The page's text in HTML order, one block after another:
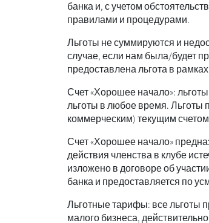
банка и, с учетом
правилами и процедурами.
Льготы не суммируются и
случае, если нам была/будет
предоставлена льгота в
Счет «Хорошее начало»:
льготы в любое время.
коммерческим) текущим
Счет «Хорошее начало»
действия членства в клубе
изложено в договоре об
банка и предоставляется по
Льготные тарифы: все льготы
малого бизнеса,